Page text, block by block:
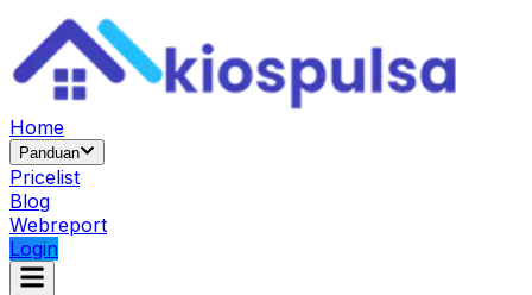
Home
Panduan
Pricelist
Blog
Webreport
Login